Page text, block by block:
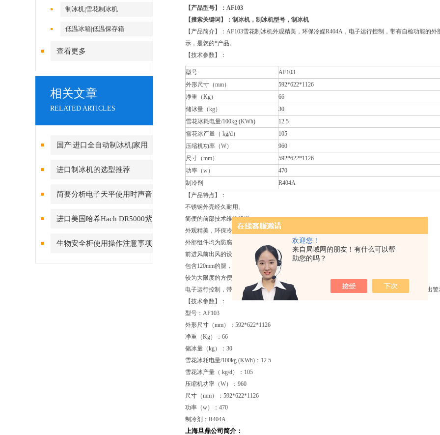
欢迎您！
来自局域网的朋友！有什么可以帮
助您的吗？
制冰机|雪花制冰机
低温冰箱|低温保存箱
查看更多
相关文章
RELATED ARTICLES
国产|进口全自动制冰机|家用
制冰机|小型制冰机|雪花制冰机
进口制冰机的选型推荐
简要分析电子天平使用时声音
异常的原因
进口美国哈希Hach DR5000紫
外可见分光光度计|紫外分光光
生物安全柜使用操作注意事项
【产品型号】：AF103
【搜索关键词】：制冰机，制冰机型号，制冰机
【产品简介】：AF103雪花制冰机外观精美，环保冷媒R404A，电子运行控制，带有自检功能的
示，是您的*产品。
【技术参数】：
型号
AF103
外形尺寸（mm）
592*622*1126
净重（Kg）
66
储冰量（kg）
30
雪花冰耗电量/100kg (KWh)
12.5
雪花冰产量（ kg/d）
105
压缩机功率（W）
960
尺寸（mm）
592*622*1126
功率（w）
470
制冷剂
R404A
【产品特点】：
不锈钢外壳经久耐用。
简便的前部技术维修通道。
外观精美，环保冷媒R404A。
外部组件均为防腐不锈钢构成。
前进风前出风的设计，方便维修。
包含120mm的腿，并且提供其他的可选组件。
较为大限度的方便实用,倾斜的角度与储冰箱门*结合。
电子运行控制，带有自检功能的外部指示灯显示，可以较为快的检测运行故障以及较为早的发出警
【技术参数】：
型号：AF103
外形尺寸（mm）：592*622*1126
净重（Kg）：66
储冰量（kg）：30
雪花冰耗电量/100kg (KWh)：12.5
雪花冰产量（ kg/d）：105
压缩机功率（W）：960
尺寸（mm）：592*622*1126
功率（w）：470
制冷剂：R404A
上海旦鼎公司简介：